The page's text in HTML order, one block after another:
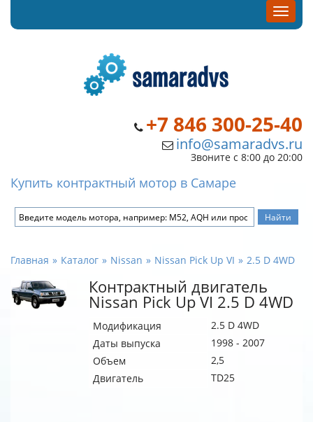
+7 846 300-25-40
info@samaradvs.ru
Звоните с 8:00 до 20:00
Купить контрактный мотор в Самаре
Главная Каталог Nissan Nissan Pick Up VI 2.5 D 4WD
Контрактный двигатель
Nissan Pick Up VI 2.5 D 4WD
Модификация
2.5 D 4WD
Даты выпуска
1998 - 2007
Объем
2,5
Двигатель
TD25